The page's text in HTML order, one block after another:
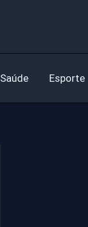
Saúde Esporte